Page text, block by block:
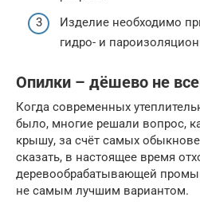
Изделие необходимо
гидро- и
Опилки – дёшево не
Когда современных
было, многие решали вопрос,
крышу, за счёт самых
сказать, в настоящее время
деревообрабатывающей
не самым лучшим вариантом.